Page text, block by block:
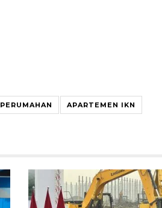
PERUMAHAN APARTEMEN IKN